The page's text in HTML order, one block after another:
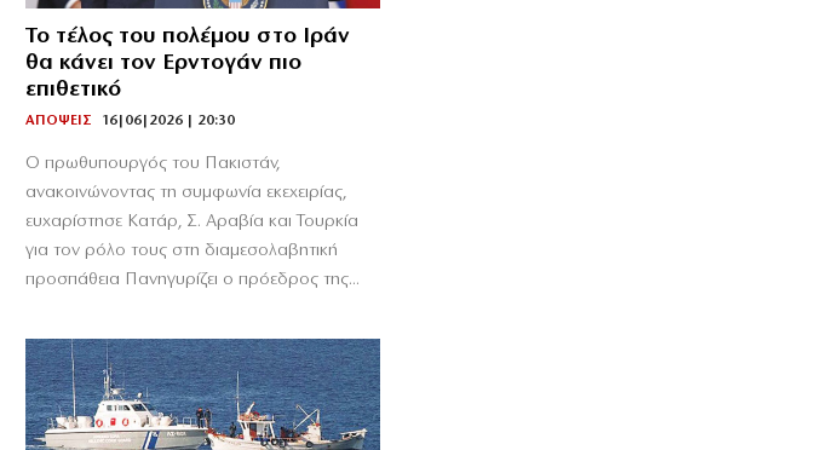
Το τέλος του πολέμου στο Ιράν
θα κάνει τον Ερντογάν πιο
επιθετικό
ΑΠΟΨΕΙΣ 16|06|2026 | 20:30
Ο πρωθυπουργός του Πακιστάν,
ανακοινώνοντας τη συμφωνία εκεχειρίας,
ευχαρίστησε Κατάρ, Σ. Αραβία και Τουρκία
για τον ρόλο τους στη διαμεσολαβητική
προσπάθεια Πανηγυρίζει ο πρόεδρος της...